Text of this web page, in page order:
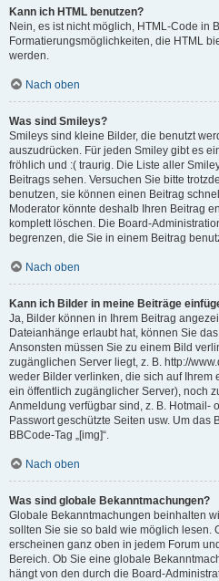
Kann ich HTML benutzen?
Nein, es ist nicht möglich, HTML-Code in
Formatierungsmöglichkeiten, die HTML
werden.
Nach oben
Was sind Smileys?
Smileys sind kleine Bilder, die benutzt
auszudrücken. Für jeden Smiley gibt es
fröhlich und :( traurig. Die Liste aller
Beitrags sehen. Versuchen Sie bitte
benutzen, sie können einen Beitrag
Moderator könnte deshalb Ihren Beitrag
komplett löschen. Die Board-
begrenzen, die Sie in einem Beitrag
Nach oben
Kann ich Bilder in meine Beiträge
Ja, Bilder können in Ihrem Beitrag
Dateianhänge erlaubt hat, können Sie
Ansonsten müssen Sie zu einem Bild
zugänglichen Server liegt, z. B. http://
weder Bilder verlinken, die sich auf Ihrem
ein öffentlich zugänglicher Server), noch
Anmeldung verfügbar sind, z. B. Hotmail-
Passwort geschützte Seiten usw. Um das
BBCode-Tag „[img]“.
Nach oben
Was sind globale Bekanntmachungen?
Globale Bekanntmachungen beinhalten
sollten Sie sie so bald wie möglich lesen.
erscheinen ganz oben in jedem Forum
Bereich. Ob Sie eine globale
hängt von den durch die Board-